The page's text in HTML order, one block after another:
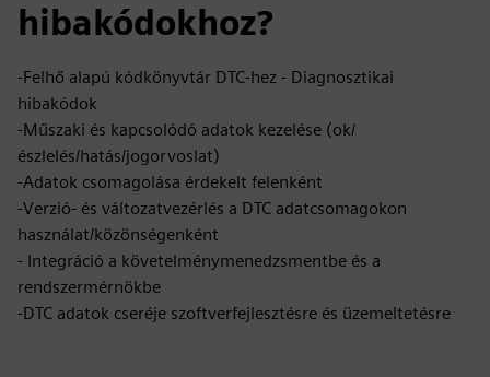
hibakódokhoz?
-Felhő alapú kódkönyvtár DTC-hez - Diagnosztikai
hibakódok
-Műszaki és kapcsolódó adatok kezelése (ok/
észlelés/hatás/jogorvoslat)
-Adatok csomagolása érdekelt felenként
-Verzió- és változatvezérlés a DTC adatcsomagokon
használat/közönségenként
- Integráció a követelménymenedzsmentbe és a
rendszermérnökbe
-DTC adatok cseréje szoftverfejlesztésre és üzemeltetésre